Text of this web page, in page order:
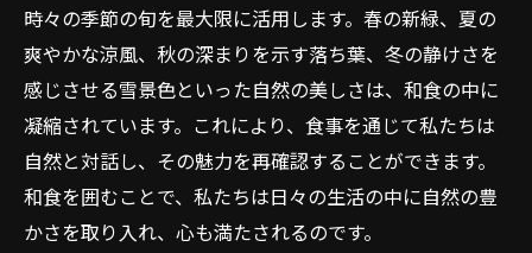
時々の季節の旬を最大限に活用します。春の新緑、夏の
爽やかな涼風、秋の深まりを示す落ち葉、冬の静けさを
感じさせる雪景色といった自然の美しさは、和食の中に
凝縮されています。これにより、食事を通じて私たちは
自然と対話し、その魅力を再確認することができます。
和食を囲むことで、私たちは日々の生活の中に自然の豊
かさを取り入れ、心も満たされるのです。